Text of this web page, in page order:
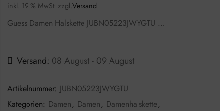
inkl. 19 % MwSt. zzgl.Versand
Guess Damen Halskette JUBN05223JWYGTU …
Versand: 08 August - 09 August
Artikelnummer: JUBN05223JWYGTU
Kategorien: Damen, Damen, Damenhalskette,